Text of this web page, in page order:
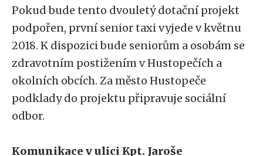
Pokud bude tento dvouletý dotační projekt
podpořen, první senior taxi vyjede v květnu
2018. K dispozici bude seniorům a osobám se
zdravotním postižením v Hustopečích a
okolních obcích. Za město Hustopeče
podklady do projektu připravuje sociální
odbor.
Komunikace v ulici Kpt. Jaroše